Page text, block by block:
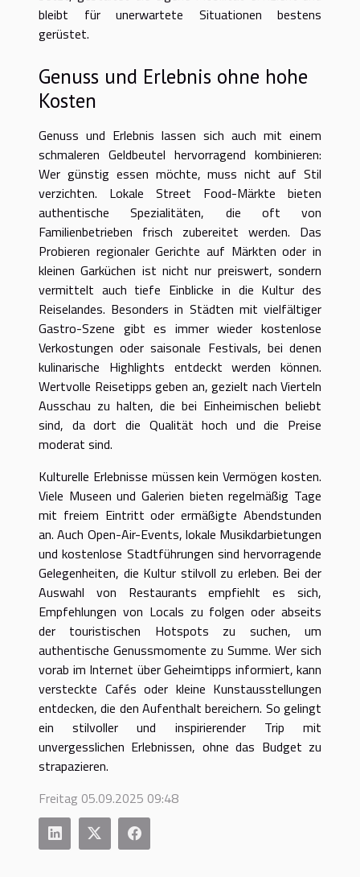
bleibt für unerwartete Situationen bestens
gerüstet.
Genuss und Erlebnis ohne hohe
Kosten
Genuss und Erlebnis lassen sich auch mit einem
schmaleren Geldbeutel hervorragend kombinieren:
Wer günstig essen möchte, muss nicht auf Stil
verzichten. Lokale Street Food-Märkte bieten
authentische Spezialitäten, die oft von
Familienbetrieben frisch zubereitet werden. Das
Probieren regionaler Gerichte auf Märkten oder in
kleinen Garküchen ist nicht nur preiswert, sondern
vermittelt auch tiefe Einblicke in die Kultur des
Reiselandes. Besonders in Städten mit vielfältiger
Gastro-Szene gibt es immer wieder kostenlose
Verkostungen oder saisonale Festivals, bei denen
kulinarische Highlights entdeckt werden können.
Wertvolle Reisetipps geben an, gezielt nach Vierteln
Ausschau zu halten, die bei Einheimischen beliebt
sind, da dort die Qualität hoch und die Preise
moderat sind.
Kulturelle Erlebnisse müssen kein Vermögen kosten.
Viele Museen und Galerien bieten regelmäßig Tage
mit freiem Eintritt oder ermäßigte Abendstunden
an. Auch Open-Air-Events, lokale Musikdarbietungen
und kostenlose Stadtführungen sind hervorragende
Gelegenheiten, die Kultur stilvoll zu erleben. Bei der
Auswahl von Restaurants empfiehlt es sich,
Empfehlungen von Locals zu folgen oder abseits
der touristischen Hotspots zu suchen, um
authentische Genussmomente zu Summe. Wer sich
vorab im Internet über Geheimtipps informiert, kann
versteckte Cafés oder kleine Kunstausstellungen
entdecken, die den Aufenthalt bereichern. So gelingt
ein stilvoller und inspirierender Trip mit
unvergesslichen Erlebnissen, ohne das Budget zu
strapazieren.
Freitag 05.09.2025 09:48